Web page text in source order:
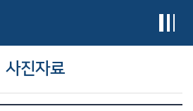
사진자료